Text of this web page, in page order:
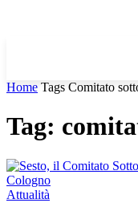
Home Tags Comitato
Tag:
Attualità